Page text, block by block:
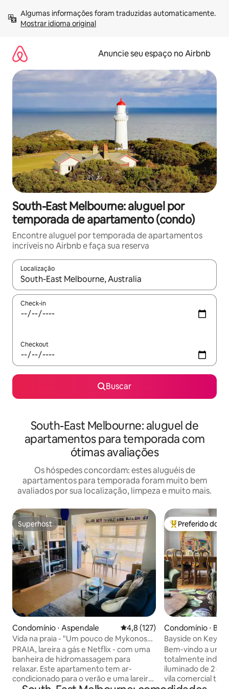
para
Mostrar idioma original
Anuncie seu espaço no Airbnb
South-East Melbourne: aluguel por
temporada de apartamento (condo)
Encontre aluguel por temporada de apartamentos
incríveis no Airbnb e faça sua reserva
Localização
Quando os resultados estiverem disponíveis, explore-os
Check-in
Checkout
Buscar
South-East Melbourne: aluguel de
apartamentos para temporada com
ótimas avaliações
Os hóspedes concordam: estes aluguéis de
apartamentos para temporada foram muito bem
avaliados por sua localização, limpeza e muito mais.
Superhost
Superhost
Condomínio ⋅ Aspendale 4,8 de uma avaliação média de
4,8 (127)
Vida na praia - "Um pouco de Mykonos
perto de Mordialloc!"
PRAIA, lareira a gás e Netflix - com uma
banheira de hidromassagem para
relaxar. Este apartamento tem ar-
condicionado para o verão e uma lareira
Entre os
Preferido dos
Condomínio ⋅
Bayside on Keys
Bem-vindo a um
totalmente
iluminado de 2
vila comercial